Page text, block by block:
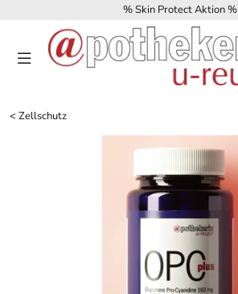
% Skin Protect Aktion %
<Zellschutz